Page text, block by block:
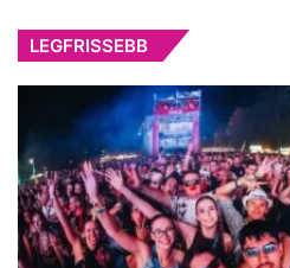
LEGFRISSEBB